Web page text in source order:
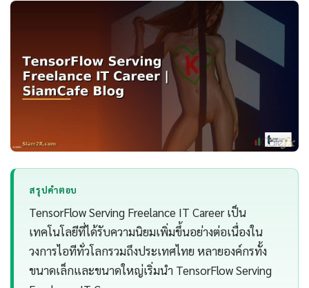
สรุปคำตอบ
TensorFlow Serving Freelance IT Career เป็น
เทคโนโลยีที่ได้รับความนิยมเพิ่มขึ้นอย่างต่อเนื่องใน
วงการไอทีทั่วโลกรวมถึงประเทศไทย หลายองค์กรทั้ง
ขนาดเล็กและขนาดใหญ่เริ่มนำ TensorFlow Serving